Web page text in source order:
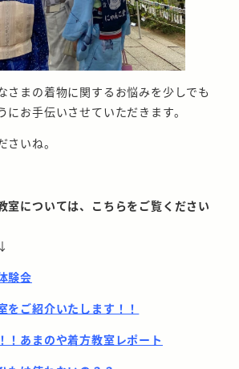
さまの着物に関するお悩みを少しでも
にお手伝いさせていただきます。
いね。
室については、こちらをご覧ください
験会
をご紹介いたします！！
！あまのや着方教室レポート